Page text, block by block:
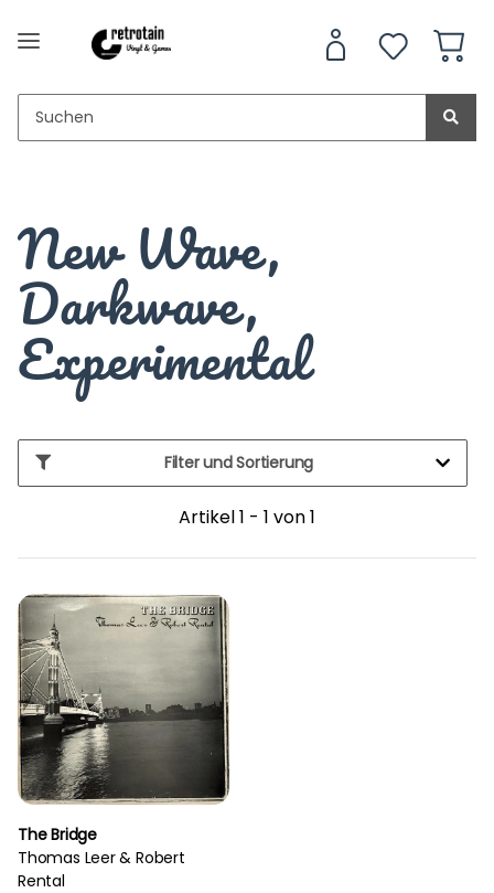
New Wave,
Darkwave,
Experimental
Filter und Sortierung
Artikel 1 - 1 von 1
The Bridge
Thomas Leer & Robert
Rental